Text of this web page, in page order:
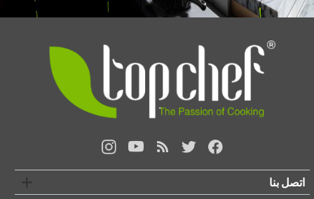
اتصل بنا